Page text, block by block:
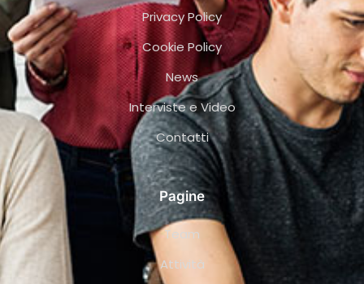
Privacy Policy
Cookie Policy
News
Interviste e Video
Contatti
Pagine
Team
Attività